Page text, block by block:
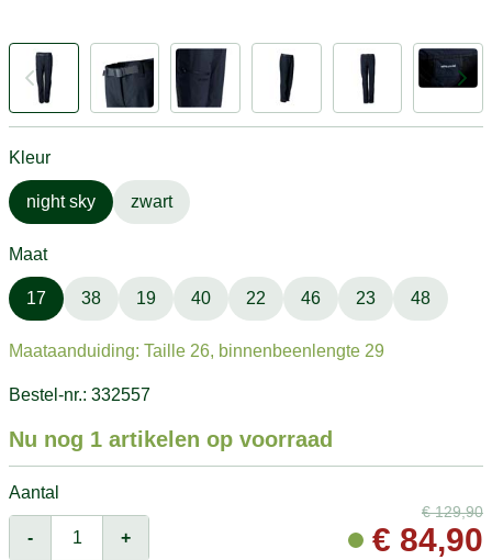
Kleur
night sky zwart
Maat
17 38 19 40 22 46 23 48
Maataanduiding: Taille 26, binnenbeenlengte 29
Bestel-nr.: 332557
Nu nog 1 artikelen op voorraad
Aantal
- +
€129,90
€ 84,90